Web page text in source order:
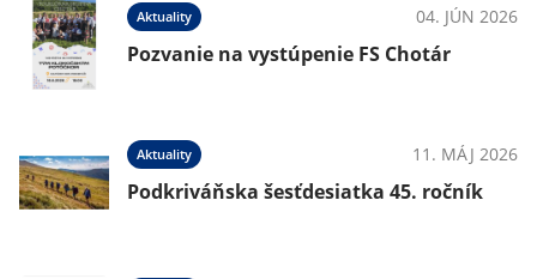
Aktuality 04. JÚN 2026
Pozvanie na vystúpenie FS Chotár
Aktuality 11. MÁJ 2026
Podkriváňska šesťdesiatka 45. ročník